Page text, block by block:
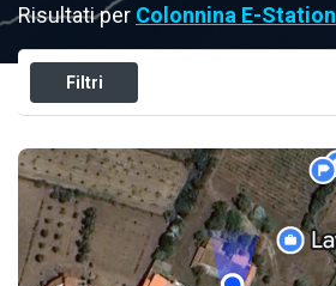
Risultati per Colonnina E-Station
Filtri